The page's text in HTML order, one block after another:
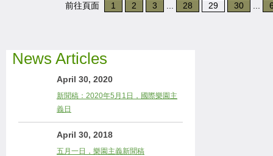
前往頁面 1 2 3 28 29 30
News Articles
April 30, 2020
新聞稿：2020年5月1日，國際樂園主
義日
April 30, 2018
五月一日，樂園主義新聞稿